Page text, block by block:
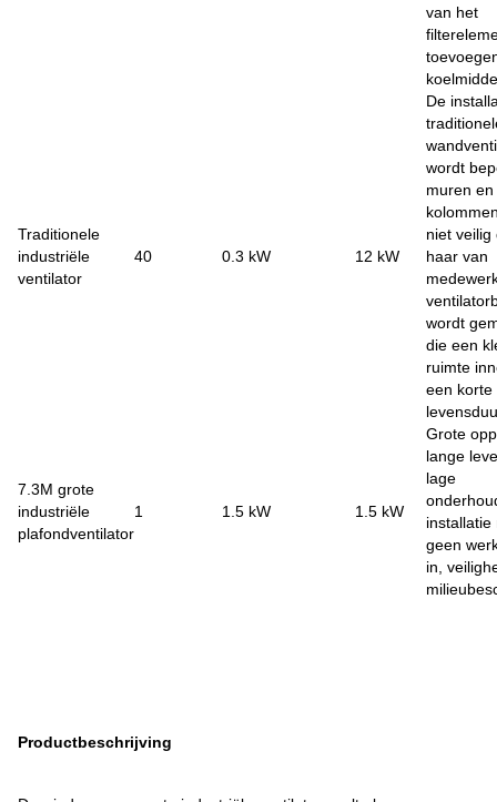
van het
Traditionele
industriële
ventilator
40 0.3 kW 12 kW
De
wordt
muren en
niet veilig
haar van
wordt
die een
ruimte
een korte
7.3M grote
industriële
plafondventilator
1 1.5 kW 1.5 kW
Grote
lange
lage
installatie
geen
in,
Productbeschrijving